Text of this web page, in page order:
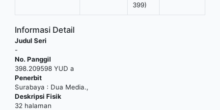
399)
Informasi Detail
Judul Seri
-
No. Panggil
398.209598 YUD a
Penerbit
Surabaya : Dua Media.,
Deskripsi Fisik
32 halaman